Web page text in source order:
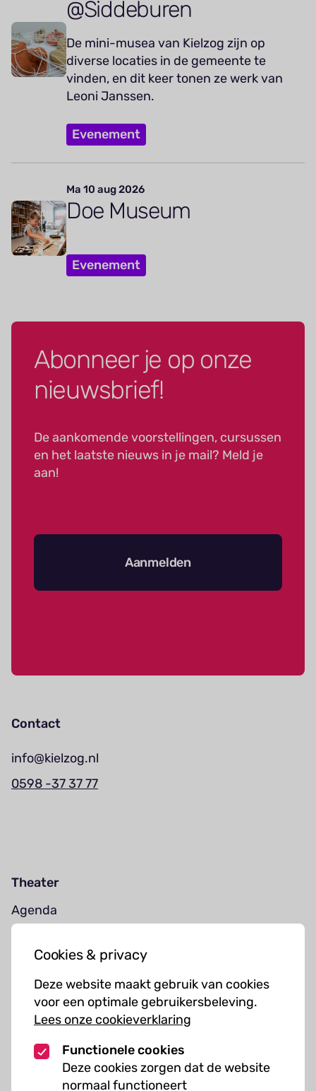
Cookies & privacy
Deze website maakt gebruik van cookies
voor een optimale gebruikersbeleving.
Lees onze cookieverklaring
Functionele cookies
Deze cookies zorgen dat de website
normaal functioneert
@Siddeburen
De mini-musea van Kielzog zijn op
diverse locaties in de gemeente te
vinden, en dit keer tonen ze werk van
Leoni Janssen.
Evenement
Ma 10 aug 2026
Doe Museum
Evenement
Abonneer je op onze
nieuwsbrief!
De aankomende voorstellingen, cursussen
en het laatste nieuws in je mail? Meld je
aan!
Aanmelden
Contact
info@kielzog.nl
0598 -37 37 77
Theater
Agenda
Muziekcursussen
Kunst cursussen
Over ons
Organisatie